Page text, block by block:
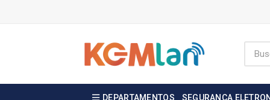
DEPARTAMENTOS SEGURANCA